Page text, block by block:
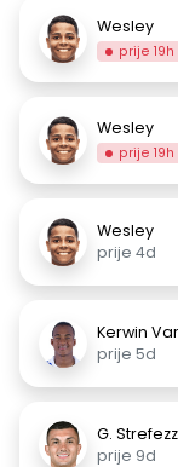
Wesley
prije 19h
Wesley
prije 19h
Wesley
prije 4d
Kerwin
prije 5d
G.
prije 9d